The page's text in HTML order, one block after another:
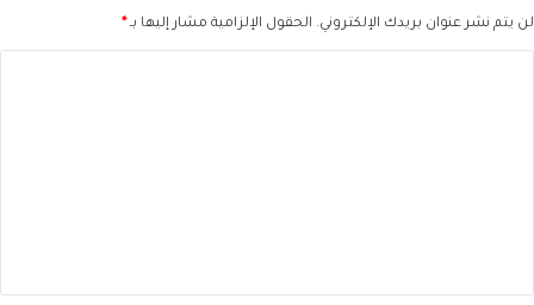
لن يتم نشر عنوان بريدك الإلكتروني. الحقول الإلزامية مشار إليها بـ *